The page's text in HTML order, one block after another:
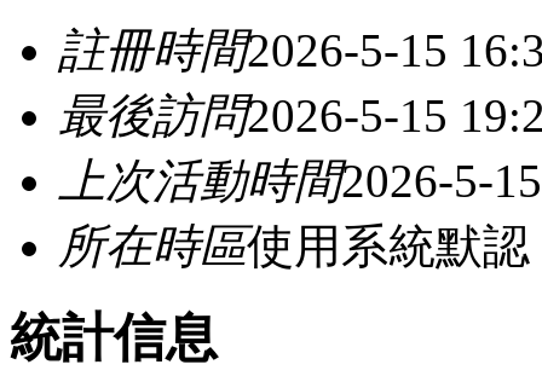
註冊時間2026-5-15
最後訪問2026-5-15
上次活動時間2026-5-
所在時區使用系統默認
統計信息